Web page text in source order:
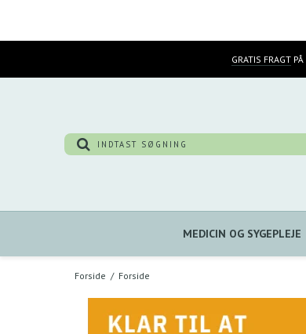
GRATIS FRAGTPÅ
MEDICIN OG SYGEPLEJE
Forside / Forside